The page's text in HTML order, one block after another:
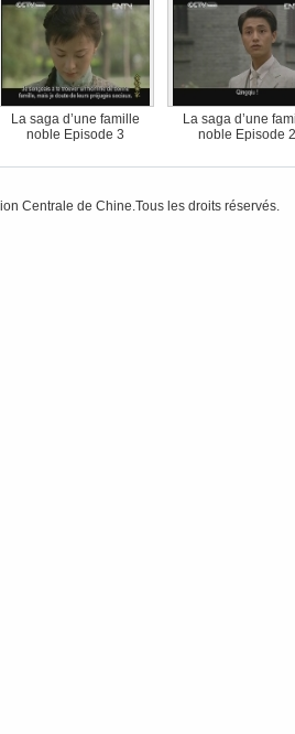
La saga d’une famille
noble Episode 3
La saga d’une
noble Episode 2
Centrale de Chine.Tous les droits réservés.